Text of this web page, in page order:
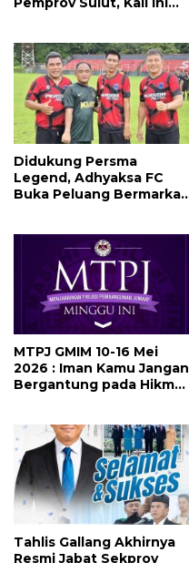
Didukung Persma
Legend, Adhyaksa FC
Buka Peluang Bermarkas
MTPJ GMIM 10-16 Mei
2026 : Iman Kamu Jangan
Bergantung pada Hikmat
Tahlis Gallang Akhirnya
Resmi Jabat Sekprov